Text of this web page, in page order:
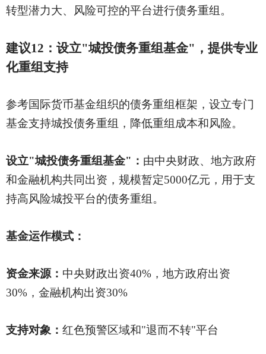
转型潜力大、风险可控的平台进行债务重组。
建议12：设立"城投债务重组基金"，提供专业
化重组支持
参考国际货币基金组织的债务重组框架，设立专门
基金支持城投债务重组，降低重组成本和风险。
设立"城投债务重组基金"： 由中央财政、地方政府
和金融机构共同出资，规模暂定5000亿元，用于支
持高风险城投平台的债务重组。
基金运作模式：
资金来源： 中央财政出资40%，地方政府出资
30%，金融机构出资30%
支持对象： 红色预警区域和"退而不转"平台